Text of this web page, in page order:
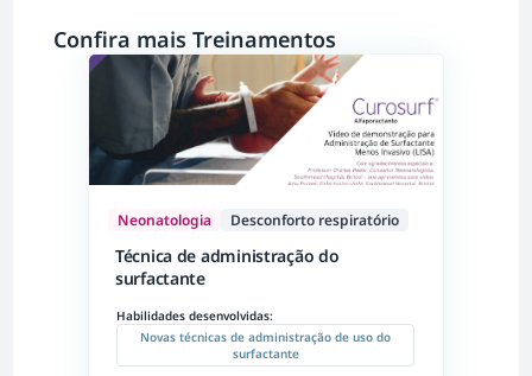
Confira mais Treinamentos
Neonatologia Desconforto respiratório
Técnica de administração do
surfactante
Habilidades desenvolvidas:
Novas técnicas de administração de uso do
surfactante